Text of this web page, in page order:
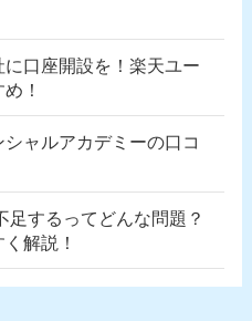
口座開設を！楽天ユー
！
シャルアカデミーの口コ
するってどんな問題？
解説！